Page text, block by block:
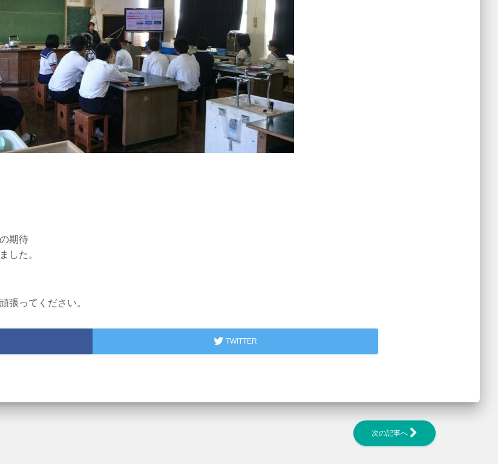
期待
した。
張ってください。
TWITTER
次の記事へ